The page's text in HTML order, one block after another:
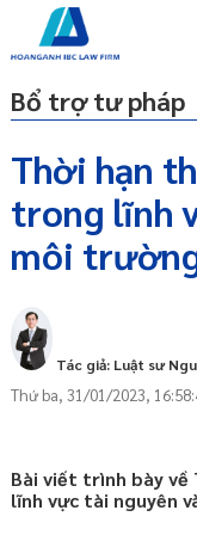
Bổ trợ tư pháp
Thời hạn
trong lĩnh
môi
Tác giả: Luật sư
Thứ ba, 31/01/2023,
Bài viết trình bày về
lĩnh vực tài nguyên
phí qua zalo
sư trực tuyến online
gói
phí qua zalo
sư trực tuyến online
ty/doanh nghiệp